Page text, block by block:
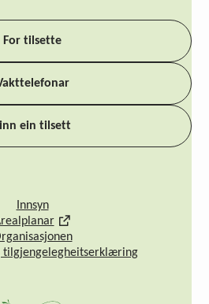
For tilsette
ein tilsett
Innsyn
tilgjengelegheitserklæring